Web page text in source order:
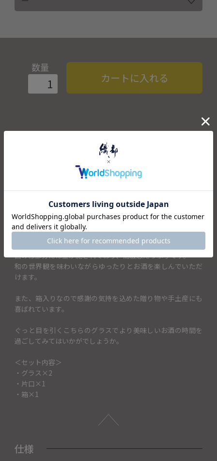
数量
カートに入れる
風神雷神酒器セットは日本の伝統的な縁起物で屏風絵として
有名な風神雷神を描いたグラス二点と片口のセットです。
風神が描かれたグラスと雷神が描かれたグラスの二つを合わ
せて一つの絵ができあがる粋なデザインです。
口の縁部分には金が施されており、高級感たっぷりです。
和の世界観を味わいながらゆったりとお酒を楽しんでいただ
けます。
また、箱入りなので感謝の気持を込めた贈り物や手土産にも
喜ばれています。
ぐっと目を引くこちらのグラスでより美味しいお酒の時間を
過ごしてみてはいかがでしょうか。
＜セット内容＞
・グラス×2
・片口×1
・箱×1
仕様